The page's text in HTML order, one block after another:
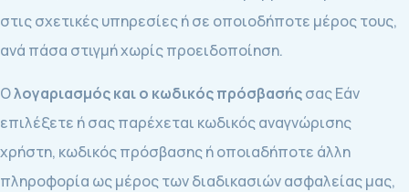
στις σχετικές υπηρεσίες ή σε οποιοδήποτε μέρος τους,
ανά πάσα στιγμή χωρίς προειδοποίηση.
Ολογαριασμός και ο κωδικός πρόσβασήςσας Εάν
επιλέξετε ή σας παρέχεται κωδικός αναγνώρισης
χρήστη, κωδικός πρόσβασης ή οποιαδήποτε άλλη
πληροφορία ως μέρος των διαδικασιών ασφαλείας μας,